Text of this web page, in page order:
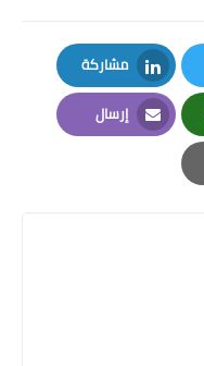
مشاركة
LinkedIn
إرسال
Email